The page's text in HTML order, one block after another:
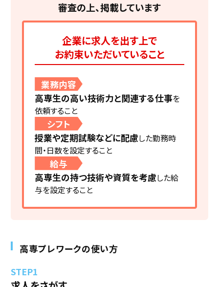
審査の上、掲載しています
企業に求人を出す上で
お約束いただいていること
業務内容
高専生の高い技術力と関連する仕事を
依頼すること
シフト
授業や定期試験などに配慮した勤務時
間・日数を設定すること
給与
高専生の持つ技術や資質を考慮した給
与を設定すること
高専プレワークの使い方